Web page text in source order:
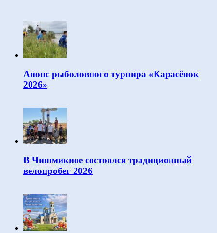
Анонс рыболовного турнира «Карасёнок
2026»
В Чишмикиое состоялся традиционный
велопробег 2026